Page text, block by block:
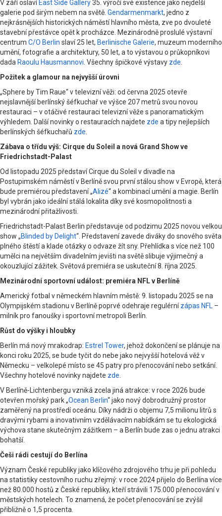
V září oslaví East Side Gallery35. výročí své existence jako nejdelší
galerie pod širým nebem na světě. Gendarmenmarkt, jedno z
nejkrásnějších historických náměstí hlavního města, zve po dvouleté
stavební přestávce opět k procházce. Mezinárodně proslulé výstavní
centrum C/O Berlin slaví 25 let, Berlinische Galerie, muzeum moderního
umění, fotografie a architektury, 50 let, a to výstavou o průkopníkovi
dada Raoulu Hausmannovi. Všechny špičkové výstavy zde.
Požitek a glamour na nejvyšší úrovni
„Sphere by Tim Raue“ v televizní věži: od června 2025 otevře
nejslavnější berlínský šéfkuchař ve výšce 207 metrů svou novou
restauraci – v otáčivé restauraci televizní věže s panoramatickým
výhledem. Další novinky o restauracích najdete zde a tipy nejlepších
berlínských šéfkuchařů zde.
Zábava o třídu výš: Cirque du Soleil a nová Grand Show ve
Friedrichstadt-Palast
Od listopadu 2025 představí Cirque du Soleil v divadle na
Postupimském náměstí v Berlíně svou první stálou show v Evropě, která
bude premiérou představení „Alizé“ a kombinací umění a magie. Berlín
byl vybrán jako ideální stálá lokalita díky své kosmopolitnosti a
mezinárodní přitažlivosti.
Friedrichstadt-Palast Berlin představuje od podzimu 2025 novou velkou
show „Blinded by Delight“. Představení zavede diváky do snového světa
plného štěstí a klade otázky o odvaze žít sny. Přehlídka s více než 100
umělci na největším divadelním jevišti na světě slibuje výjimečný a
okouzlující zážitek. Světová premiéra se uskuteční 8. října 2025.
Mezinárodní sportovní událost: premiéra NFL v Berlíně
Americký fotbal v německém hlavním městě: 9. listopadu 2025 se na
Olympijském stadionu v Berlíně poprvé odehraje regulérnízápas NFL –
milník pro fanoušky i sportovní metropoli Berlín.
Růst do výšky i hloubky
Berlín má nový mrakodrap: Estrel Tower, jehož dokončení se plánuje na
konci roku 2025, se bude tyčit do nebe jako nejvyšší hotelová věž v
Německu – velkolepé místo se 45 patry pro přenocování nebo setkání.
Všechny hotelové novinky najdete zde.
V Berlíně-Lichtenbergu vzniká zcela jiná atrakce: v roce 2026 bude
otevřen mořský park „Ocean Berlin“ jako nový dobrodružný prostor
zaměřený na prostředí oceánu. Díky nádrži o objemu 7,5 milionu litrů s
dravými rybami a inovativním vzdělávacím nabídkám se tu ekologická
výchova stane skutečným zážitkem – a Berlín bude zas o jednu atrakci
bohatší.
Češi rádi cestují do Berlína
Význam České republiky jako klíčového zdrojového trhu je při pohledu
na statistiky cestovního ruchu zřejmý: v roce 2024 přijelo do Berlína více
než 80.000 hostů z České republiky, kteří strávili 175.000 přenocování v
městských hotelech. To znamená, že počet přenocování se zvýšil
přibližně o 1,5 procenta.